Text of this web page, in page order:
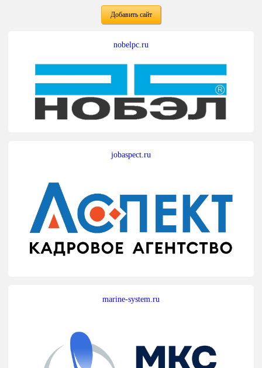
Добавить сайт
nobelpc.ru
jobaspect.ru
marine-system.ru